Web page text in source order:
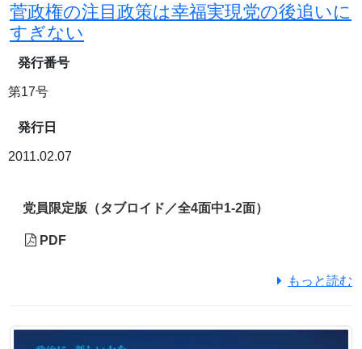
菅政権の注目政策は幸福実現党の後追いに
すぎない
発行番号
第17号
発行日
2011.02.07
党員限定版（タブロイド／全4面中1-2面）
PDF
もっと読む